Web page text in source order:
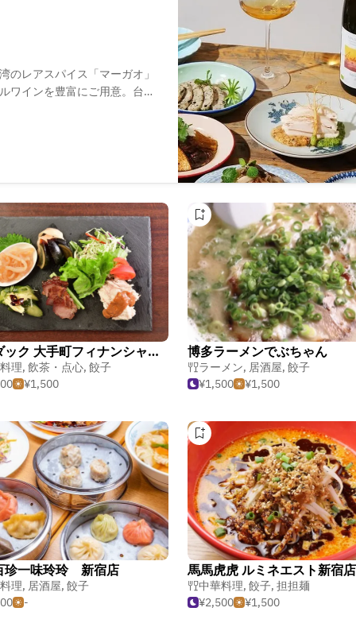
のレアスパイス「マーガオ」
ワインを豊富にご用意。台湾
天津ダック 大手町フィナンシャルシティグランキューブ店
理, 飲茶・点心, 餃子
¥1,500
博多ラーメンでぶちゃん
ラーメン, 居酒屋, 餃子
¥1,500
¥1,500
珍一味玲玲 新宿店
理, 居酒屋, 餃子
-
馬馬虎虎 ルミネエスト新宿店
中華料理, 餃子, 担担麺
¥2,500
¥1,500